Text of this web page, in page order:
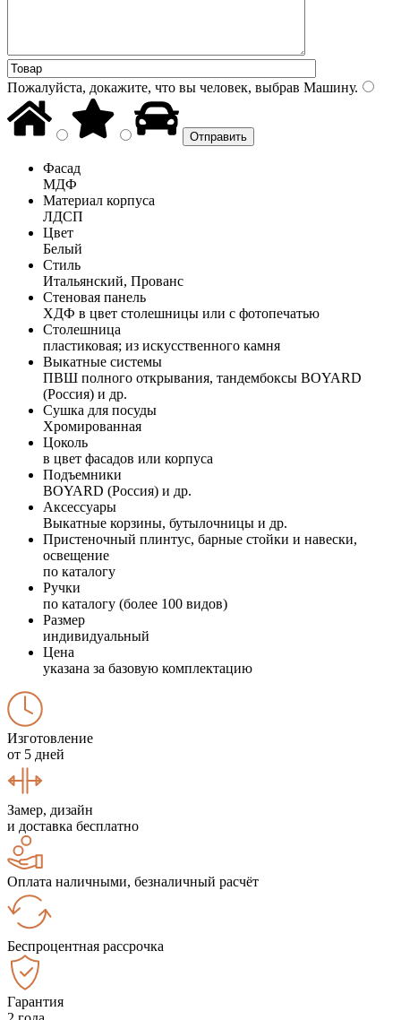
Пожалуйста, докажите, что вы человек, выбрав Машину.
Фасад
МДФ
Материал корпуса
ЛДСП
Цвет
Белый
Стиль
Итальянский, Прованс
Стеновая панель
ХДФ в цвет столешницы или с фотопечатью
Столешница
пластиковая; из искусственного камня
Выкатные системы
ПВШ полного открывания, тандембоксы BOYARD
(Россия) и др.
Сушка для посуды
Хромированная
Цоколь
в цвет фасадов или корпуса
Подъемники
BOYARD (Россия) и др.
Аксессуары
Выкатные корзины, бутылочницы и др.
Пристеночный плинтус, барные стойки и навески,
освещение
по каталогу
Ручки
по каталогу (более 100 видов)
Размер
индивидуальный
Цена
указана за базовую комплектацию
Изготовление
от 5 дней
Замер, дизайн
и доставка бесплатно
Оплата наличными, безналичный расчёт
Беспроцентная рассрочка
Гарантия